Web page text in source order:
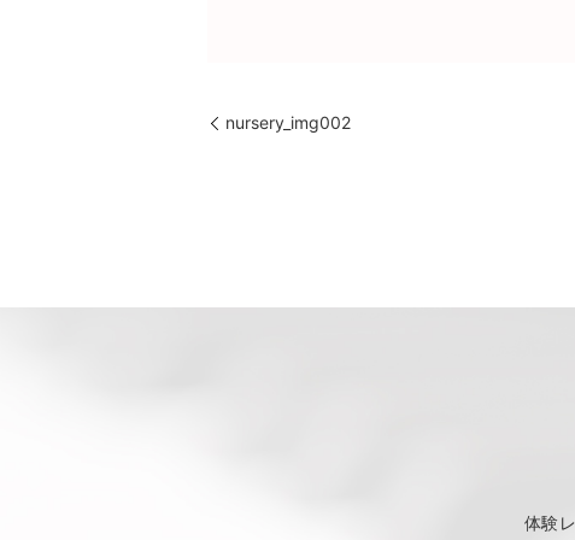
nursery_img002
体験